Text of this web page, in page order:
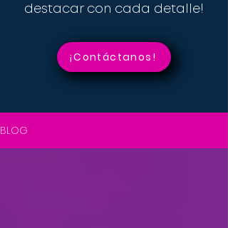
destacar con cada detalle!
¡Contáctanos!
BLOG